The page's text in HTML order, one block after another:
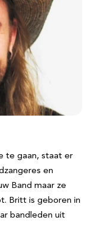
te gaan, staat er
en
Band maar ze
Britt is geboren in
bandleden uit